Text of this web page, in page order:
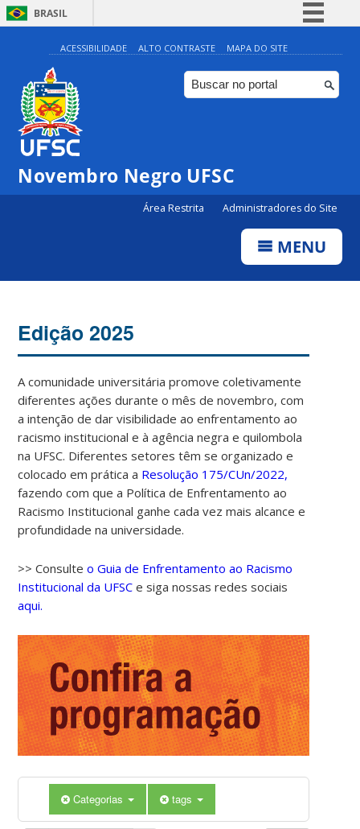
BRASIL
Simplifique!
Comunica BR
Participe
ACESSIBILIDADE ALTO CONTRASTE MAPA DO SITE
Novembro Negro UFSC
Área Restrita Administradores do Site
MENU
Edição 2025
A comunidade universitária promove coletivamente
diferentes ações durante o mês de novembro, com
a intenção de dar visibilidade ao enfrentamento ao
racismo institucional e à agência negra e quilombola
na UFSC. Diferentes setores têm se organizado e
colocado em prática a Resolução 175/CUn/2022,
fazendo com que a Política de Enfrentamento ao
Racismo Institucional ganhe cada vez mais alcance e
profundidade na universidade.
>> Consulteo Guia de Enfrentamento ao Racismo
Institucional da UFSC e siga nossas redes sociais
aqui.
Categorias tags